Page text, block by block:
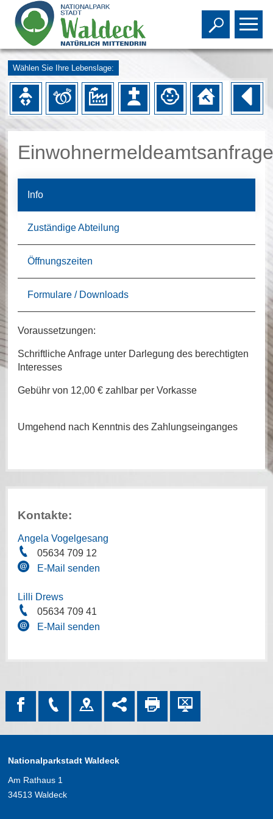
Toggle
Wählen Sie Ihre Lebenslage:
Info
Zuständige Abteilung
Öffnungszeiten
Formulare / Downloads
Voraussetzungen:
Schriftliche Anfrage unter Darlegung des berechtigten
Interesses
Gebühr von 12,00 € zahlbar per Vorkasse
Umgehend nach Kenntnis des Zahlungseinganges
Kontakte:
Angela Vogelgesang
05634 709 12
E-Mail senden
Lilli Drews
05634 709 41
E-Mail senden
Nationalparkstadt Waldeck
Am Rathaus 1
34513 Waldeck